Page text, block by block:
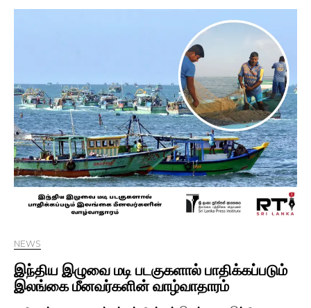
NEWS
இந்திய இழுவை மடி படகுகளால் பாதிக்கப்படும்
இலங்கை மீனவர்களின் வாழ்வாதாரம்